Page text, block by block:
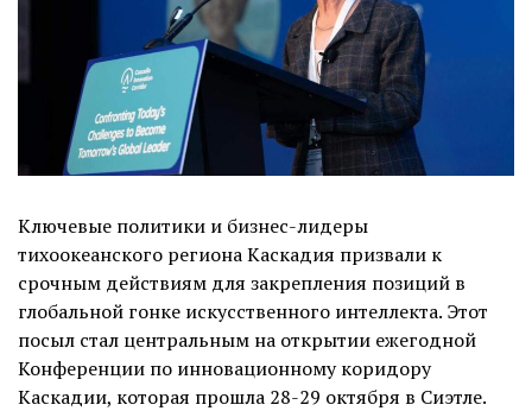
Ключевые политики и бизнес-лидеры
тихоокеанского региона Каскадия призвали к
срочным действиям для закрепления позиций в
глобальной гонке искусственного интеллекта. Этот
посыл стал центральным на открытии ежегодной
Конференции по инновационному коридору
Каскадии, которая прошла 28-29 октября в Сиэтле.